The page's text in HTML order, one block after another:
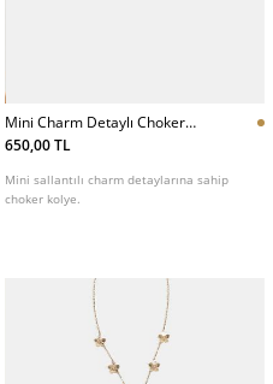
Mini Charm Detaylı Choker
Kolye
650,00 TL
Mini sallantılı charm detaylarına sahip
choker kolye.